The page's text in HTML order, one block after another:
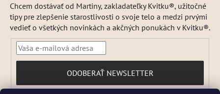
Chcem dostávať od Martiny, zakladateľky Kvitku®, užitočné
tipy pre zlepšenie starostlivosti o svoje telo a medzi prvými
vedieť o všetkých novinkách a akčných ponukách v Kvitku®.
PRIHLÁSIŤ
SA
ODOBERAŤ NEWSLETTER